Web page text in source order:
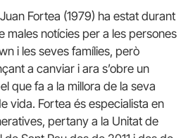
Fortea (1979) ha estat durant
males notícies per a les persones
i les seves famílies, però
a canviar i ara s’obre un
que fa a la millora de la seva
vida. Fortea és especialista en
pertany a la Unitat de